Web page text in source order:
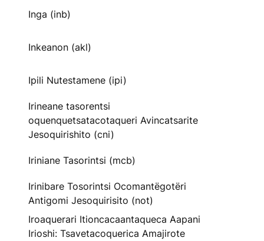
Inga (inb)
Inkeanon (akl)
Ipili Nutestamene (ipi)
Irineane tasorentsi
oquenquetsatacotaqueri Avincatsarite
Jesoquirishito (cni)
Iriniane Tasorintsi (mcb)
Irinibare Tosorintsi Ocomantëgotëri
Antigomi Jesoquirisito (not)
Iroaquerari Itioncacaantaqueca Aapani
Irioshi: Tsavetacoquerica Amajirote